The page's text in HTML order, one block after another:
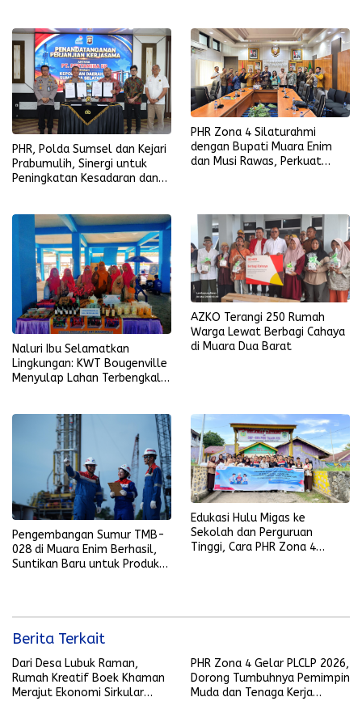
PHR, Polda Sumsel dan Kejari
Prabumulih, Sinergi untuk
Peningkatan Kesadaran dan
PHR Zona 4 Silaturahmi
dengan Bupati Muara Enim
dan Musi Rawas, Perkuat
Naluri Ibu Selamatkan
Lingkungan: KWT Bougenville
Menyulap Lahan Terbengkalai
AZKO Terangi 250 Rumah
Warga Lewat Berbagi Cahaya
di Muara Dua Barat
Pengembangan Sumur TMB-
028 di Muara Enim Berhasil,
Suntikan Baru untuk Produksi
Edukasi Hulu Migas ke
Sekolah dan Perguruan
Tinggi, Cara PHR Zona 4
Berita Terkait
Dari Desa Lubuk Raman,
Rumah Kreatif Boek Khaman
Merajut Ekonomi Sirkular
PHR Zona 4 Gelar PLCLP 2026,
Dorong Tumbuhnya Pemimpin
Muda dan Tenaga Kerja